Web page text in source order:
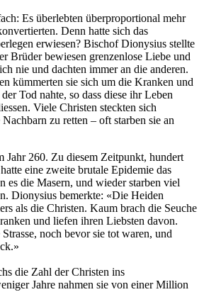
Es überlebten überproportional mehr
Denn hatte sich das
erwiesen? Bischof Dionysius stellte
Brüder bewiesen grenzenlose Liebe und
nie und dachten immer an die anderen.
kümmerten sie sich um die Kranken und
Tod nahte, so dass diese ihr Leben
Viele Christen steckten sich
zu retten – oft starben sie an
Jahr 260. Zu diesem Zeitpunkt, hundert
eine zweite brutale Epidemie das
es die Masern, und wieder starben viel
Dionysius bemerkte: «Die Heiden
als die Christen. Kaum brach die Seuche
und liefen ihren Liebsten davon.
noch bevor sie tot waren, und
die Zahl der Christen ins
Jahre nahmen sie von einer Million